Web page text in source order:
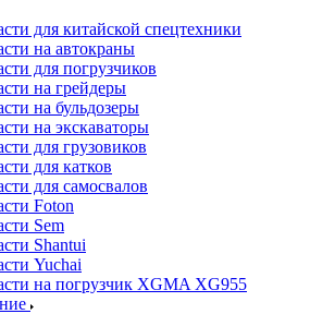
для китайской спецтехники
на автокраны
для погрузчиков
на грейдеры
на бульдозеры
на экскаваторы
для грузовиков
для катков
для самосвалов
Foton
Sem
Shantui
Yuchai
на погрузчик XGMA XG955